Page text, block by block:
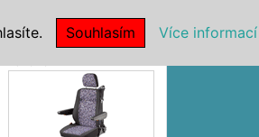
Souhlasím Více informací